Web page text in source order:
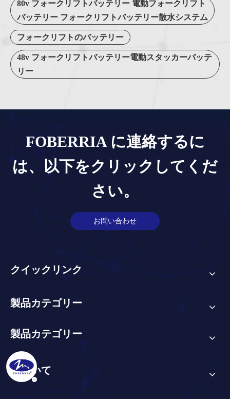
80v フォークリフトバッテリー 電動フォークリフト
バッテリー フォークリフトバッテリー散水システム
フォークリフトのバッテリー
48v フォークリフトバッテリー電動スタッカーバッテ
リー
FOBERRIA に連絡するに
は、以下をクリックしてくだ
さい。
お問い合わせ
クイックリンク
製品カテゴリー
製品カテゴリー
について